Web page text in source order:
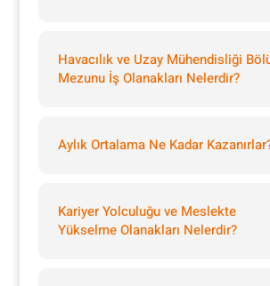
Havacılık ve Uzay Mühendisliği
Mezunu İş Olanakları Nelerdir?
Aylık Ortalama Ne Kadar
Kariyer Yolculuğu ve Meslekte
Yükselme Olanakları Nelerdir?